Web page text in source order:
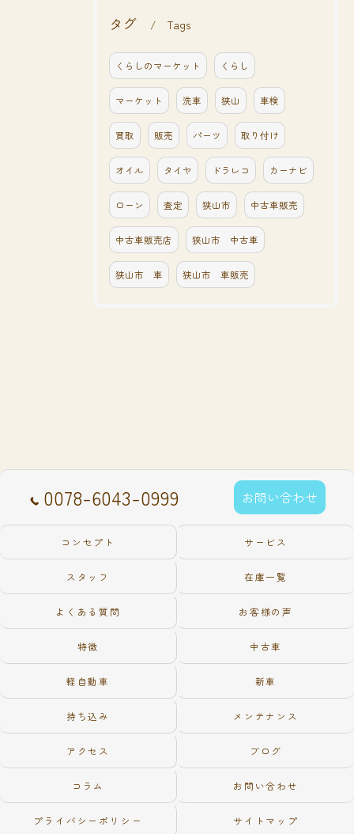
タグ Tags
くらしのマーケット くらし
マーケット 洗車 狭山 車検
買取 販売 パーツ 取り付け
オイル タイヤ ドラレコ カーナビ
ローン 査定 狭山市 中古車販売
中古車販売店 狭山市 中古車
狭山市 車 狭山市 車販売
0078-6043-0999 お問い合わせ
コンセプト サービス
スタッフ 在庫一覧
よくある質問 お客様の声
特徴 中古車
軽自動車 新車
持ち込み メンテナンス
アクセス ブログ
コラム お問い合わせ
プライバシーポリシー サイトマップ